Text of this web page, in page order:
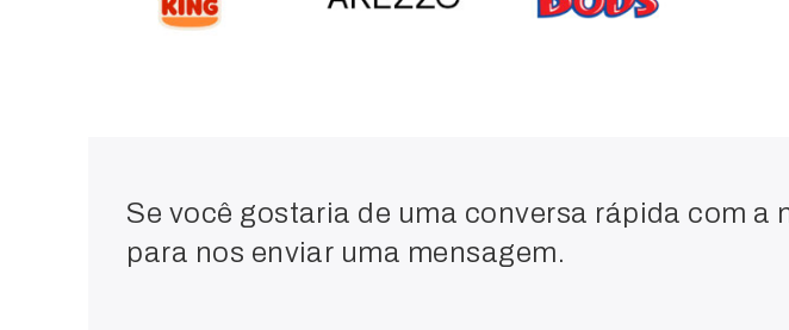
Se você gostaria de uma conversa rápida com a
para nos enviar uma mensagem.